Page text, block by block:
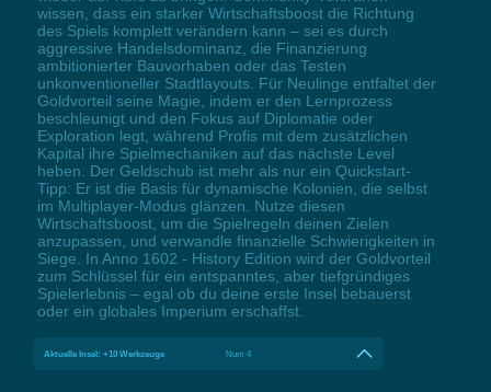
wissen, dass ein starker Wirtschaftsboost die Richtung
des Spiels komplett verändern kann – sei es durch
aggressive Handelsdominanz, die Finanzierung
ambitionierter Bauvorhaben oder das Testen
unkonventioneller Stadtlayouts. Für Neulinge entfaltet der
Goldvorteil seine Magie, indem er den Lernprozess
beschleunigt und den Fokus auf Diplomatie oder
Exploration legt, während Profis mit dem zusätzlichen
Kapital ihre Spielmechaniken auf das nächste Level
heben. Der Geldschub ist mehr als nur ein Quickstart-
Tipp: Er ist die Basis für dynamische Kolonien, die selbst
im Multiplayer-Modus glänzen. Nutze diesen
Wirtschaftsboost, um die Spielregeln deinen Zielen
anzupassen, und verwandle finanzielle Schwierigkeiten in
Siege. In Anno 1602 - History Edition wird der Goldvorteil
zum Schlüssel für ein entspanntes, aber tiefgründiges
Spielerlebnis – egal ob du deine erste Insel bebauerst
oder ein globales Imperium erschaffst.
Aktuelle Insel: +10 Werkzeuge Num 4